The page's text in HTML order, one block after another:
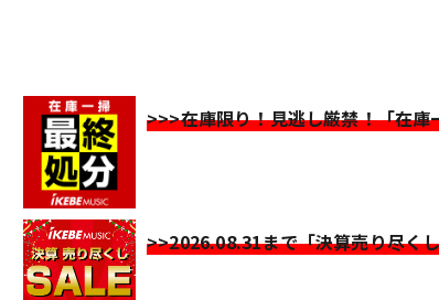
>>>在庫限り！見逃し厳禁！「在庫
>>2026.08.31まで「決算売り尽く